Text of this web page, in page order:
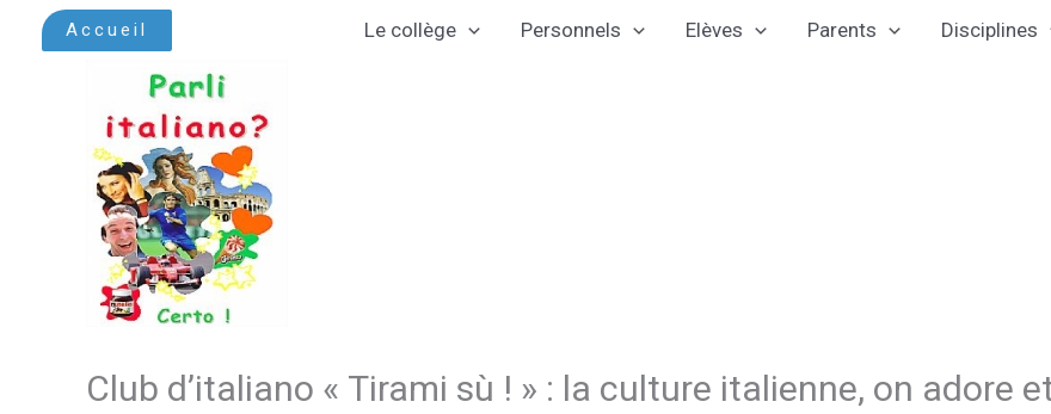
Accueil Le collège Personnels Elèves Parents Disciplines
Club d’italiano « Tirami sù ! » : la culture italienne, on adore